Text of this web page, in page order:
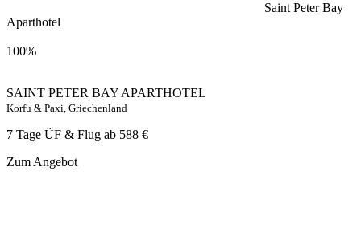
Saint Peter Bay
Aparthotel
100%
SAINT PETER BAY APARTHOTEL
Korfu & Paxi, Griechenland
7 Tage ÜF & Flug ab 588 €
Zum Angebot